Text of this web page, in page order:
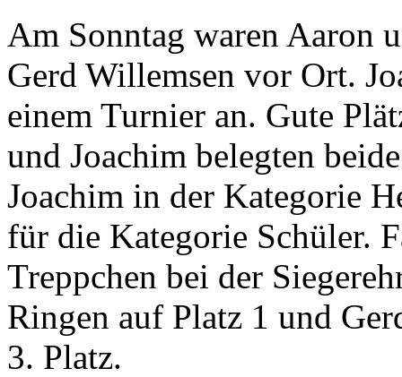
Am Sonntag waren Aaron
Gerd Willemsen vor Ort.
einem Turnier an. Gute
und Joachim belegten
Joachim in der Kategorie
für die Kategorie Schüler.
Treppchen bei der
Ringen auf Platz 1 und
3. Platz.